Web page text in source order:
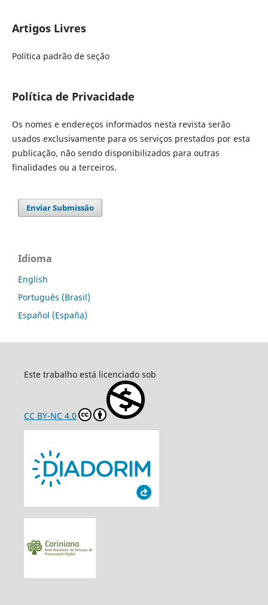
Artigos Livres
Política padrão de seção
Política de Privacidade
Os nomes e endereços informados nesta revista serão
usados exclusivamente para os serviços prestados por esta
publicação, não sendo disponibilizados para outras
finalidades ou a terceiros.
Enviar Submissão
Idioma
English
Português (Brasil)
Español (España)
Este trabalho está licenciado sob
CC BY-NC 4.0